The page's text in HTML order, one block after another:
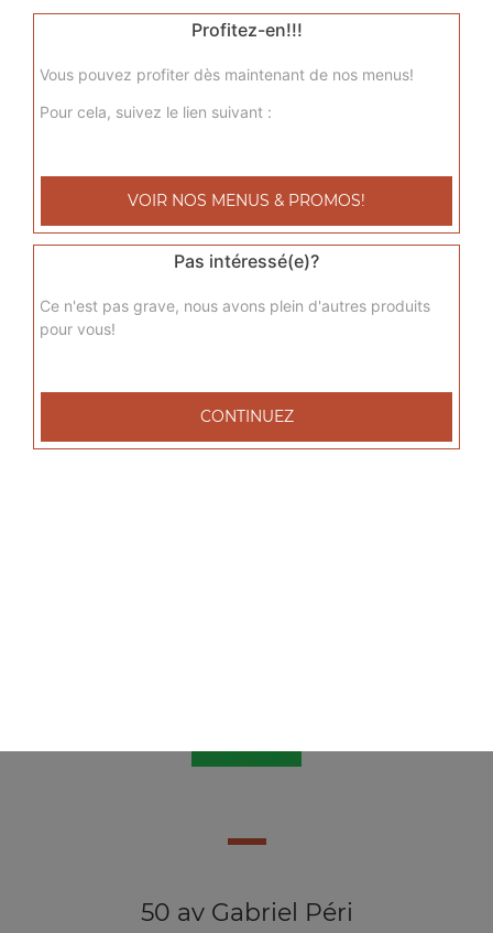
50 av Gabriel Péri
Profitez-en!!!
Vous pouvez profiter dès maintenant de nos menus!
Pour cela, suivez le lien suivant :
VOIR NOS MENUS & PROMOS!
Pas intéressé(e)?
Ce n'est pas grave, nous avons plein d'autres produits
pour vous!
CONTINUEZ